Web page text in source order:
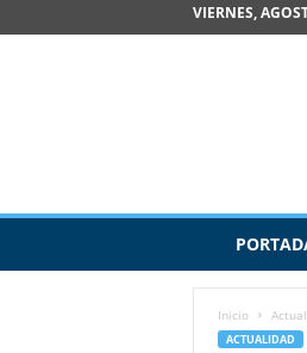
VIERNES,
v
Inicio
ACTUALIDAD